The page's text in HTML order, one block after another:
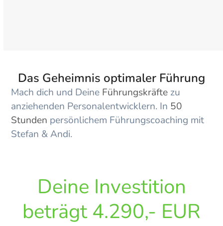
Das Geheimnis optimaler Führung
Mach dich und Deine Führungskräfte zu
anziehenden Personalentwicklern. In 50
Stunden persönlichem Führungscoaching mit
Stefan & Andi.
Deine Investition
beträgt 4.290,- EUR